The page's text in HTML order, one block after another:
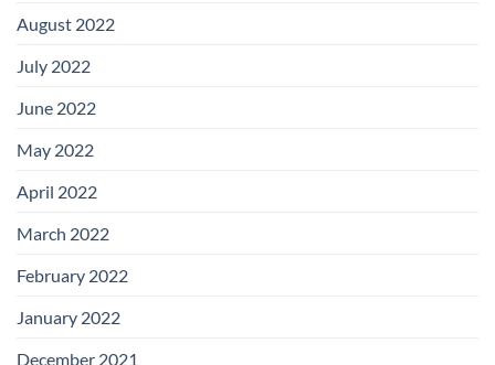
August 2022
July 2022
June 2022
May 2022
April 2022
March 2022
February 2022
January 2022
December 2021